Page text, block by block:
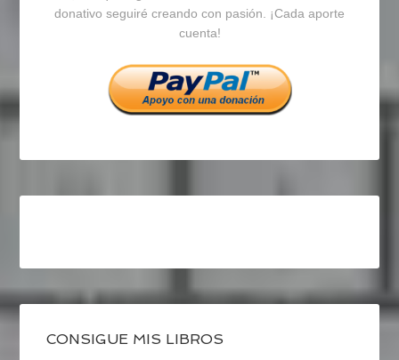
en
Facebook
en
Twitter
en
Instagram
donativo seguiré creando con pasión. ¡Cada aporte
cuenta!
CONSIGUE MIS LIBROS